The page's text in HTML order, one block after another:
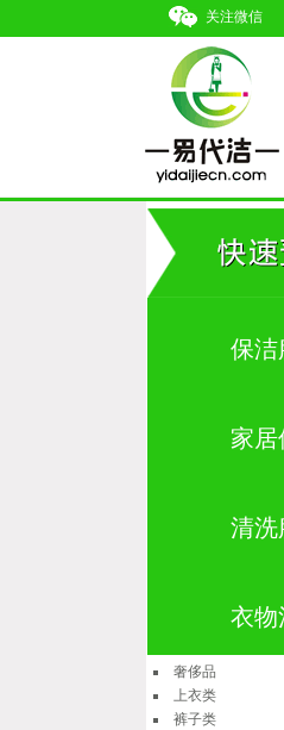
关注微信
保洁
家居
清洗
衣物
奢侈品
上衣类
裤子类